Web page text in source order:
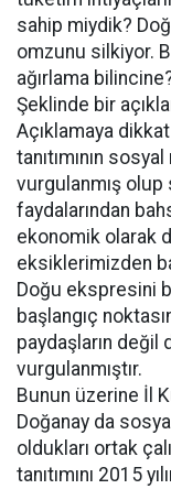
sahip miydik?
omzunu silkiyor.
ağırlama
Şeklinde bir
Açıklamaya
tanıtımının
vurgulanmış
faydalarından
ekonomik olarak
eksiklerimizden
Doğu ekspresini
başlangıç
paydaşların değil
vurgulanmıştır.
Bunun üzerine İl
Doğanay da
oldukları ortak
tanıtımını 2015